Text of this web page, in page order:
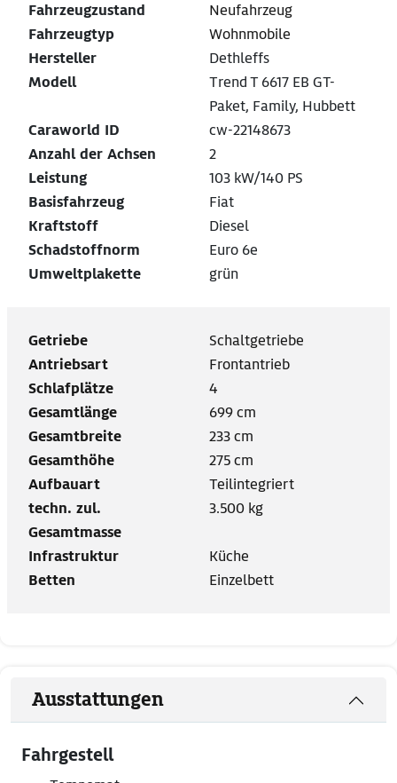
Fahrzeugzustand
Neufahrzeug
Fahrzeugtyp
Wohnmobile
Hersteller
Dethleffs
Modell
Trend T 6617 EB GT-
Paket, Family, Hubbett
Caraworld ID
cw-22148673
Anzahl der Achsen
2
Leistung
103 kW/140 PS
Basisfahrzeug
Fiat
Kraftstoff
Diesel
Schadstoffnorm
Euro 6e
Umweltplakette
grün
Getriebe
Schaltgetriebe
Antriebsart
Frontantrieb
Schlafplätze
4
Gesamtlänge
699 cm
Gesamtbreite
233 cm
Gesamthöhe
275 cm
Aufbauart
Teilintegriert
techn. zul.
Gesamtmasse
3.500 kg
Infrastruktur
Küche
Betten
Einzelbett
Ausstattungen
Fahrgestell